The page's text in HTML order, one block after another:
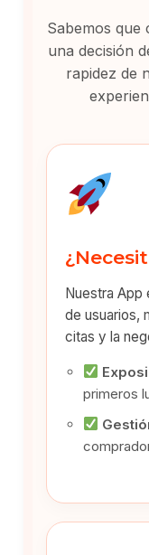
Sabemos que
una decisión
rapidez de
Nuestra App
de usuarios,
citas y la
primeros